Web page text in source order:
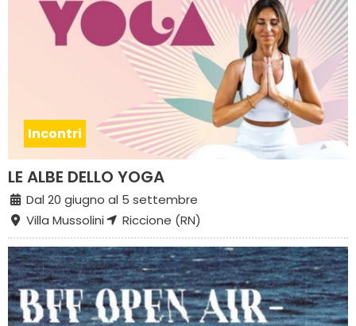
Incontri
LE ALBE DELLO YOGA
Dal 20 giugno al 5 settembre
Villa Mussolini
Riccione (RN)